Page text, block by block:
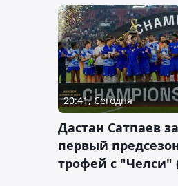
20:41, Сегодня
Дастан Сатпаев
первый
трофей с "Челси"